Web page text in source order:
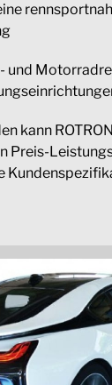
und
kann